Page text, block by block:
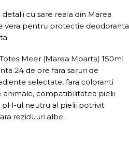
cu sare reala din Marea
vera pentru protectie deodoranta
Meer (Marea Moarta) 150ml
24 de ore fara saruri de
selectate, fara coloranti
animale, compatibilitatea pielii
ul neutru al pielii potrivit
reziduuri albe.